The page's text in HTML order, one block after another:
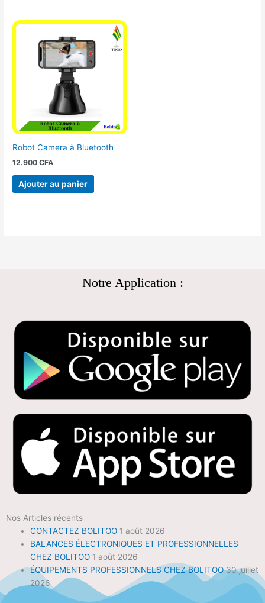
Robot Camera à Bluetooth
12.900CFA
Ajouter au panier
Notre Application :
Nos Articles récents
CONTACTEZ BOLITOO 1 août 2026
BALANCES ÉLECTRONIQUES ET PROFESSIONNELLES
CHEZ BOLITOO 1 août 2026
ÉQUIPEMENTS PROFESSIONNELS CHEZ BOLITOO 30 juillet
2026